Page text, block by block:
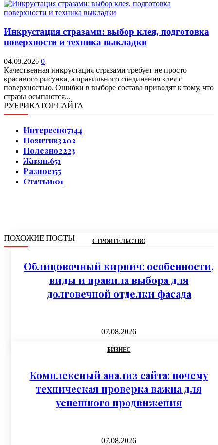
Инкрустация стразами: выбор клея, подготовка
поверхности и техника выкладки
04.08.2026 0
Качественная инкрустация стразами требует не просто
красивого рисунка, а правильного соединения клея с
поверхностью. Ошибки в выборе состава приводят к тому, что
стразы осыпаются...
РУБРИКАТОР САЙТА
Интересно7144
Позитив3202
Полезно2223
Жизнь651
Разное155
Статьи101
ПОХОЖИЕ ПОСТЫ СТРОИТЕЛЬСТВО
Облицовочный кирпич: особенности,
виды и правила выбора для
долговечной отделки фасада
07.08.2026
БИЗНЕС
Комплексный анализ сайта: почему
техническая проверка важна для
успешного продвижения
07.08.2026